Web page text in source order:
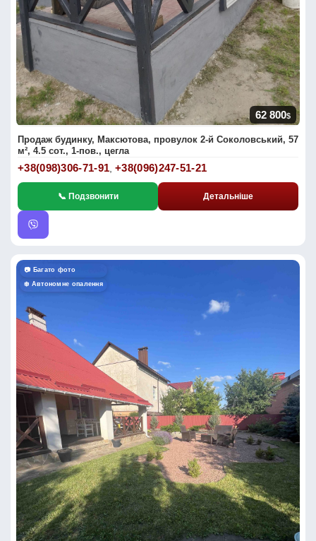
62 800$
Продаж будинку, Максютова, провулок 2-й Соколовський, 57
м², 4.5 сот., 1-пов., цегла
+38(098)306-71-91 ,+38(096)247-51-21
📞 Подзвонити Детальніше
📷 Багато фото
❄️ Автономне опалення